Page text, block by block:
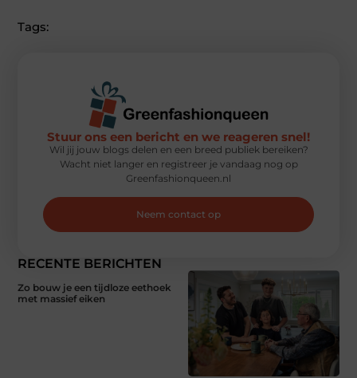
Tags:
RECENTE BERICHTEN
Zo bouw je een tijdloze eethoek
met massief eiken
Stuur ons een bericht en we reageren snel!
Wil jij jouw blogs delen en een breed publiek bereiken?
Wacht niet langer en registreer je vandaag nog op
Greenfashionqueen.nl
Neem contact op